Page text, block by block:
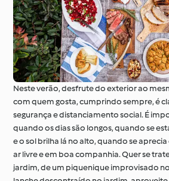
À volta do mundo com
o Cookidoo®
Neste verão, desfrute do exterior ao
com quem gosta, cumprindo sempre, é
segurança e distanciamento social. É
quando os dias são longos, quando se
e o sol brilha lá no alto, quando se
ar livre e em boa companhia. Quer se
jardim, de um piquenique improvisado